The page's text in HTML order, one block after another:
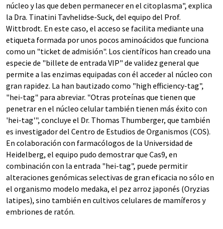
núcleo y las que deben permanecer en el citoplasma", explica
la Dra. Tinatini Tavhelidse-Suck, del equipo del Prof.
Wittbrodt. En este caso, el acceso se facilita mediante una
etiqueta formada por unos pocos aminoácidos que funciona
como un "ticket de admisión". Los científicos han creado una
especie de "billete de entrada VIP" de validez general que
permite a las enzimas equipadas con él acceder al núcleo con
gran rapidez. La han bautizado como "high efficiency-tag",
"hei-tag" para abreviar. "Otras proteínas que tienen que
penetrar en el núcleo celular también tienen más éxito con
'hei-tag'", concluye el Dr. Thomas Thumberger, que también
es investigador del Centro de Estudios de Organismos (COS).
En colaboración con farmacólogos de la Universidad de
Heidelberg, el equipo pudo demostrar que Cas9, en
combinación con la entrada "hei-tag", puede permitir
alteraciones genómicas selectivas de gran eficacia no sólo en
el organismo modelo medaka, el pez arroz japonés (Oryzias
latipes), sino también en cultivos celulares de mamíferos y
embriones de ratón.